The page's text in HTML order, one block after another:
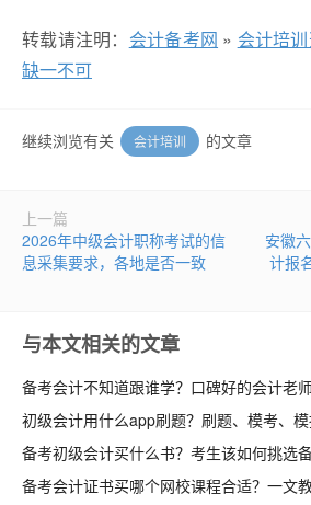
转载请注明： 会计备考网 » 会计培
缺一不可
继续浏览有关 会计培训 的文章
上一篇
2026年中级会计职称考试的信
息采集要求，各地是否一致
安徽
计报
与本文相关的文章
备考会计不知道跟谁学？口碑好的会计老
初级会计用什么app刷题？刷题、模考、
备考初级会计买什么书？考生该如何挑选
备考会计证书买哪个网校课程合适？一文